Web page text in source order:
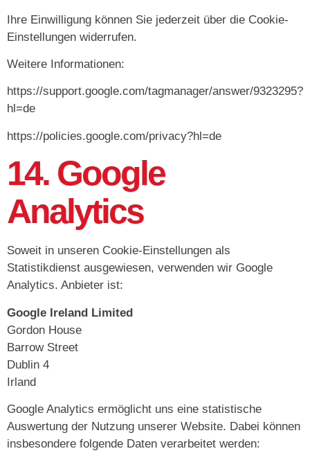
Ihre Einwilligung können Sie jederzeit über die Cookie-
Einstellungen widerrufen.
Weitere Informationen:
https://support.google.com/tagmanager/answer/9323295?
hl=de
https://policies.google.com/privacy?hl=de
14. Google
Analytics
Soweit in unseren Cookie-Einstellungen als
Statistikdienst ausgewiesen, verwenden wir Google
Analytics. Anbieter ist:
Google Ireland Limited
Gordon House
Barrow Street
Dublin 4
Irland
Google Analytics ermöglicht uns eine statistische
Auswertung der Nutzung unserer Website. Dabei können
insbesondere folgende Daten verarbeitet werden: